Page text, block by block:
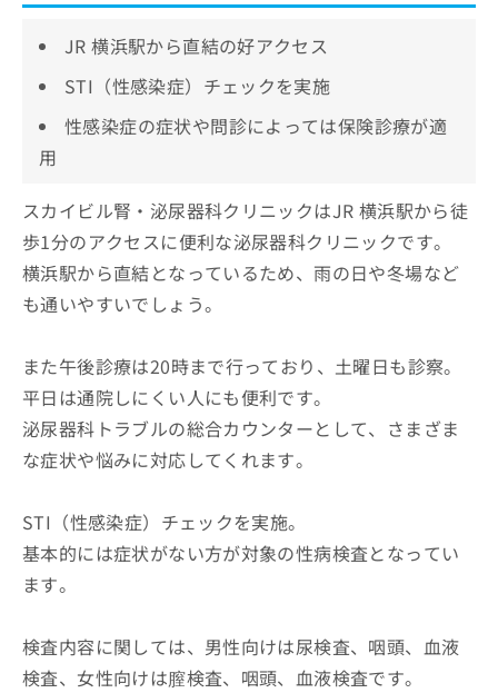
JR 横浜駅から直結の好アクセス
STI（性感染症）チェックを実施
性感染症の症状や問診によっては保険診療が適
用
スカイビル腎・泌尿器科クリニックはJR 横浜駅から徒
歩1分のアクセスに便利な泌尿器科クリニックです。
横浜駅から直結となっているため、雨の日や冬場など
も通いやすいでしょう。
また午後診療は20時まで行っており、土曜日も診察。
平日は通院しにくい人にも便利です。
泌尿器科トラブルの総合カウンターとして、さまざま
な症状や悩みに対応してくれます。
STI（性感染症）チェックを実施。
基本的には症状がない方が対象の性病検査となってい
ます。
検査内容に関しては、男性向けは尿検査、咽頭、血液
検査、女性向けは膣検査、咽頭、血液検査です。